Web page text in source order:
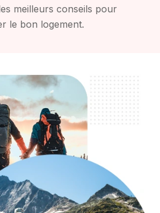
meilleurs conseils pour
le bon logement.